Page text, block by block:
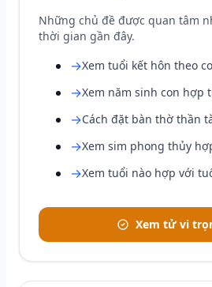
Những chủ đề được quan tâm
thời gian gần đây.
→Xem tuổi kết hôn theo
→Xem năm sinh con hợp
→Cách đặt bàn thờ thần
→Xem sim phong thủy
→Xem tuổi nào hợp với
Xem tử vi